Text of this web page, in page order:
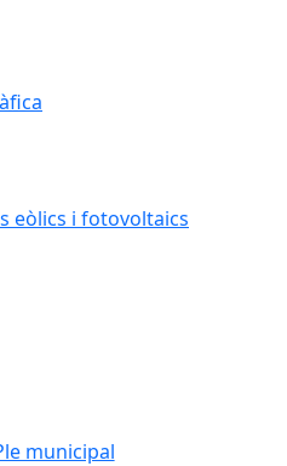
eòlics i fotovoltaics
municipal